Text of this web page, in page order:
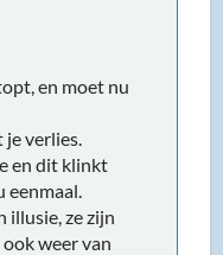
en moet nu
verlies.
en dit klinkt
eenmaal.
illusie, ze zijn
weer van